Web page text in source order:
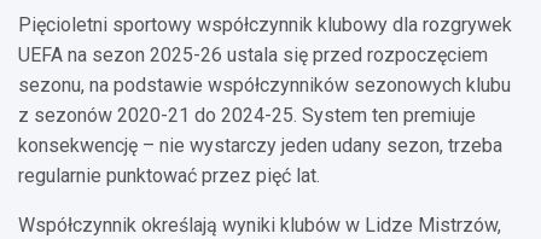
Pięcioletni sportowy współczynnik klubowy dla rozgrywek
UEFA na sezon 2025-26 ustala się przed rozpoczęciem
sezonu, na podstawie współczynników sezonowych klubu
z sezonów 2020-21 do 2024-25. System ten premiuje
konsekwencję – nie wystarczy jeden udany sezon, trzeba
regularnie punktować przez pięć lat.
Współczynnik określają wyniki klubów w Lidze Mistrzów,